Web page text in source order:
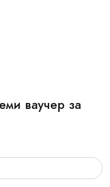
ваучер за